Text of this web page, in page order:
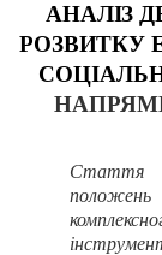
АНАЛІЗ
РОЗВИТКУ
Стаття